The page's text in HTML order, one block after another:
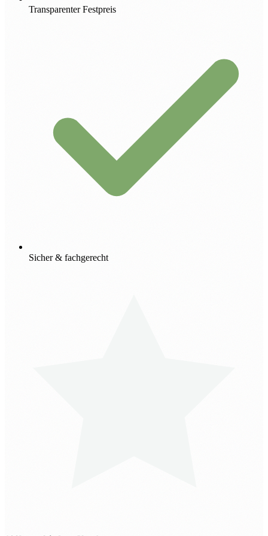
Transparenter Festpreis
Sicher & fachgerecht